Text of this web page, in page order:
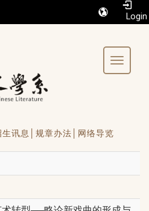
Toggle
生讯息│ 规章办法│ 网络导览